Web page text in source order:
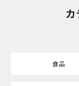
食品